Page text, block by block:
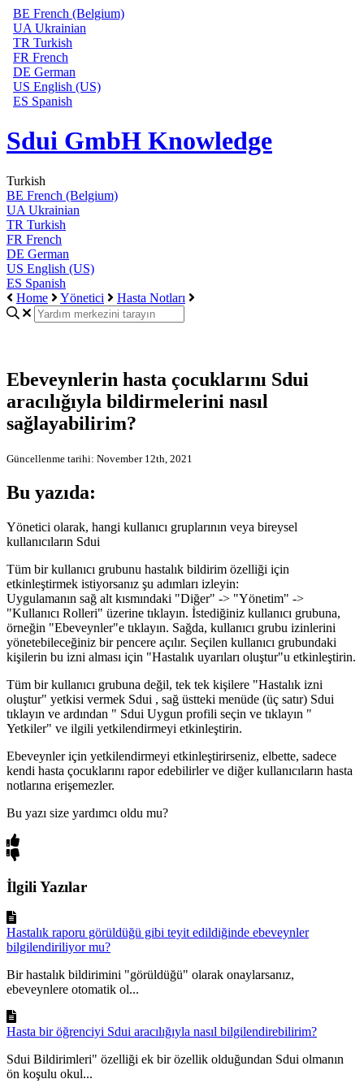
BE French (Belgium)
UA Ukrainian
TR Turkish
FR French
DE German
US English (US)
ES Spanish
Sdui GmbH Knowledge
Turkish
BE French (Belgium)
UA Ukrainian
TR Turkish
FR French
DE German
US English (US)
ES Spanish
Home
Yönetici Hasta Notları
Ebeveynlerin hasta çocuklarını Sdui
aracılığıyla bildirmelerini nasıl
sağlayabilirim?
Güncellenme tarihi: November 12th, 2021
Bu yazıda:
Yönetici olarak, hangi kullanıcı gruplarının veya bireysel
kullanıcıların Sdui
Tüm bir kullanıcı grubunu hastalık bildirim özelliği için
etkinleştirmek istiyorsanız şu adımları izleyin:
Uygulamanın sağ alt kısmındaki "Diğer" -> "Yönetim" ->
"Kullanıcı Rolleri" üzerine tıklayın. İstediğiniz kullanıcı grubuna,
örneğin "Ebeveynler"e tıklayın. Sağda, kullanıcı grubu izinlerini
yönetebileceğiniz bir pencere açılır. Seçilen kullanıcı grubundaki
kişilerin bu izni alması için "Hastalık uyarıları oluştur"u etkinleştirin.
Tüm bir kullanıcı grubuna değil, tek tek kişilere "Hastalık izni
oluştur" yetkisi vermek Sdui , sağ üstteki menüde (üç satır) Sdui
tıklayın ve ardından " Sdui Uygun profili seçin ve tıklayın "
Yetkiler" ve ilgili yetkilendirmeyi etkinleştirin.
Ebeveynler için yetkilendirmeyi etkinleştirirseniz, elbette, sadece
kendi hasta çocuklarını rapor edebilirler ve diğer kullanıcıların hasta
notlarına erişemezler.
Bu yazı size yardımcı oldu mu?
İlgili Yazılar
Hastalık raporu görüldüğü gibi teyit edildiğinde ebeveynler
bilgilendiriliyor mu?
Bir hastalık bildirimini "görüldüğü" olarak onaylarsanız,
ebeveynlere otomatik ol...
Hasta bir öğrenciyi Sdui aracılığıyla nasıl bilgilendirebilirim?
Sdui Bildirimleri" özelliği ek bir özellik olduğundan Sdui olmanın
ön koşulu okul...